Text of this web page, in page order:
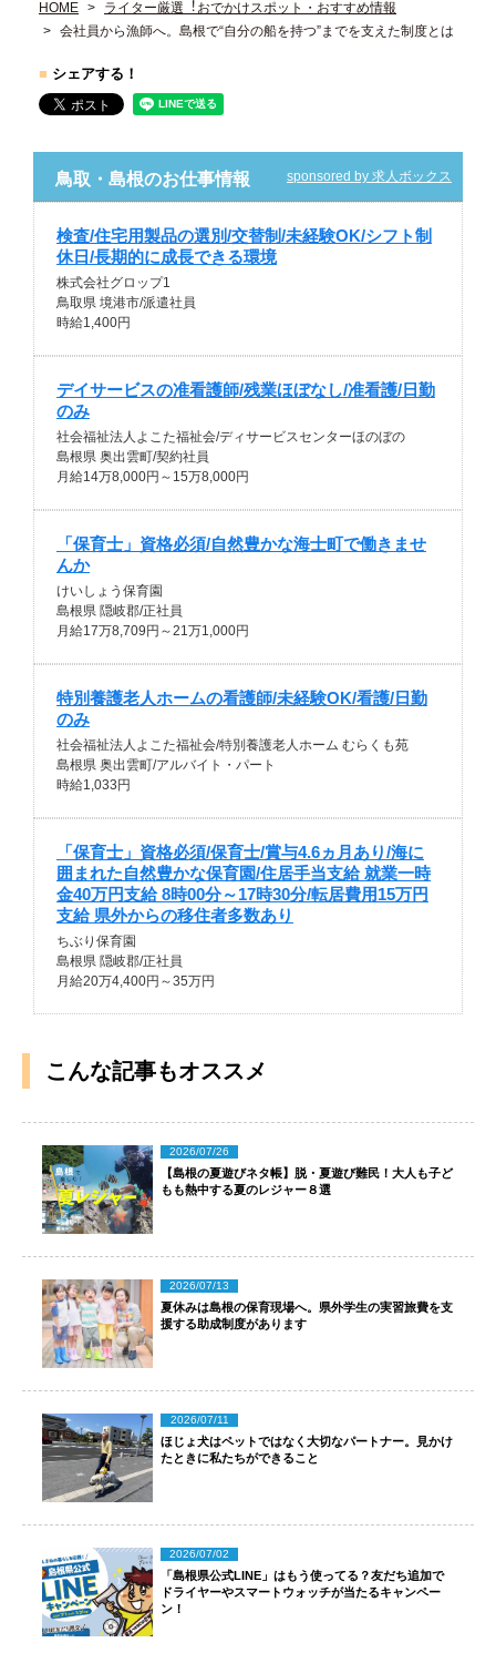
HOME
ライター厳選︕おでかけスポット・おすすめ情報
会社員から漁師へ。島根で“自分の船を持つ”までを支えた制度とは
■ シェアする！
鳥取・島根のお仕事情報 sponsored by 求人ボックス
検査/住宅用製品の選別/交替制/未経験OK/シフト制
休日/長期的に成長できる環境
株式会社グロップ1
鳥取県 境港市/派遣社員
時給1,400円
デイサービスの准看護師/残業ほぼなし/准看護/日勤
のみ
社会福祉法人よこた福祉会/ディサービスセンターほのぼの
島根県 奥出雲町/契約社員
月給14万8,000円～15万8,000円
「保育士」資格必須/自然豊かな海士町で働きませ
んか
けいしょう保育園
島根県 隠岐郡/正社員
月給17万8,709円～21万1,000円
特別養護老人ホームの看護師/未経験OK/看護/日勤
のみ
社会福祉法人よこた福祉会/特別養護老人ホーム むらくも苑
島根県 奥出雲町/アルバイト・パート
時給1,033円
「保育士」資格必須/保育士/賞与4.6ヵ月あり/海に
囲まれた自然豊かな保育園/住居手当支給 就業一時
金40万円支給 8時00分～17時30分/転居費用15万円
支給 県外からの移住者多数あり
ちぶり保育園
島根県 隠岐郡/正社員
月給20万4,400円～35万円
こんな記事もオススメ
2026/07/26
【島根の夏遊びネタ帳】脱・夏遊び難民！大人も子ど
もも熱中する夏のレジャー８選
2026/07/13
夏休みは島根の保育現場へ。県外学生の実習旅費を支
援する助成制度があります
2026/07/11
ほじょ犬はペットではなく大切なパートナー。見かけ
たときに私たちができること
2026/07/02
「島根県公式LINE」はもう使ってる？友だち追加で
ドライヤーやスマートウォッチが当たるキャンペー
ン！